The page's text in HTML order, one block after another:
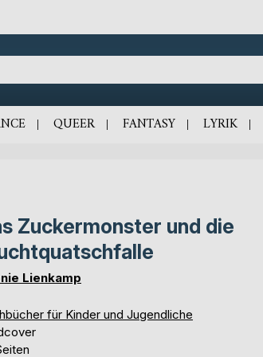
QUEER FANTASY LYRIK
Zuckermonster und die
Lienkamp
für Kinder und Jugendliche